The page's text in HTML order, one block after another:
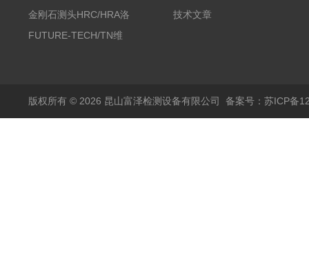
削油/金相冷却液
金刚石测头HRC/HRA洛
氏硬度计专用
FUTURE-TECH/TN维
技术文章
版权所有 © 2026 昆山富泽检测设备有限公司 备案号：苏ICP备